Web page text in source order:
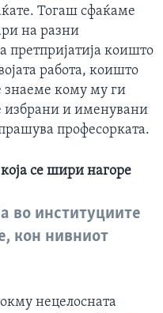
Тогаш сфаќаме
на разни
претпријатија коишто
работа, коишто
знаеме кому му ги
избрани и именувани
професорката.
се шири нагоре
во институциите
кон нивниот
нецелосната